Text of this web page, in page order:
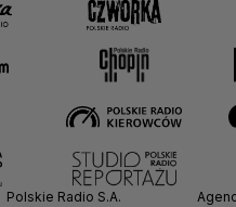
Polskie Radio S.A.